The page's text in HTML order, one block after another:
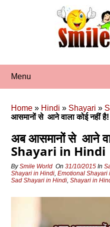
Menu
Home » Hindi » Shayari »
आसमानों से आने वाला कोई नहीं
अब आसमानों से आने
Shayari in Hindi
BySmile World On31/10/2015 In
Shayari in Hindi,Emotional Shayari
Sad Shayari in Hindi,Shayari in